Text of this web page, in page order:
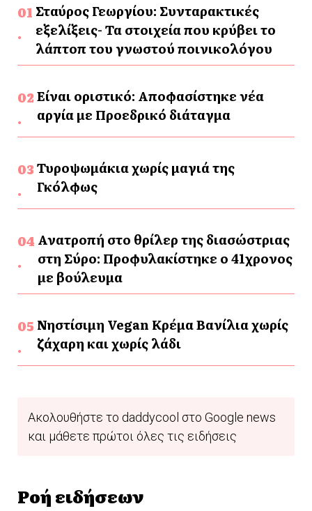
Σταύρος Γεωργίου: Συνταρακτικές
εξελίξεις- Τα στοιχεία που κρύβει το
λάπτοπ του γνωστού ποινικολόγου
Είναι οριστικό: Αποφασίστηκε νέα
αργία με Προεδρικό διάταγμα
Τυροψωμάκια χωρίς μαγιά της
Γκόλφως
Ανατροπή στο θρίλερ της διασώστριας
στη Σύρο: Προφυλακίστηκε ο 41χρονος
με βούλευμα
Νηστίσιμη Vegan Κρέμα Βανίλια χωρίς
ζάχαρη και χωρίς λάδι
Ακολουθήστε το daddycool στο Google news
και μάθετε πρώτοι όλες τις ειδήσεις
Ροή ειδήσεων